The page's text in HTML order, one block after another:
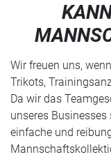
Wir freuen uns,
Trikots,
Da wir das
unseres
einfache und